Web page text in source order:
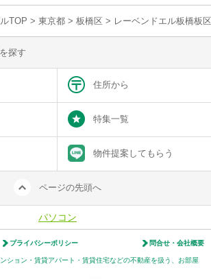
TOP > 東京都 > 板橋区 > レーベンドエル板橋板
探す
住所から
特集一覧
物件提案してもらう
ページの先頭へ
パソコン
プライバシーポリシー 問合せ・会社概要
ション・賃貸アパート・賃貸住宅などの不動産を扱う、お部屋